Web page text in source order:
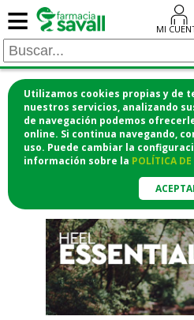
Utilizamos cookies propias y de
nuestros servicios, analizando
de navegación podemos
online. Si continua navegando,
uso. Puede cambiar la
información sobre la POLÍTICA
≡ MI
¡COMPRA
DESDE CASA Y
FARMACIA!o si lo
a